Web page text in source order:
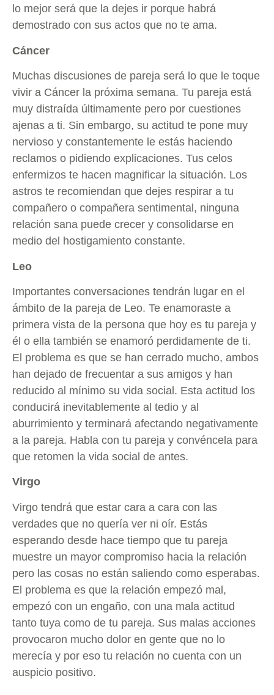
lo mejor será que la dejes ir porque habrá
demostrado con sus actos que no te ama.
Cáncer
Muchas discusiones de pareja será lo que le toque
vivir a Cáncer la próxima semana. Tu pareja está
muy distraída últimamente pero por cuestiones
ajenas a ti. Sin embargo, su actitud te pone muy
nervioso y constantemente le estás haciendo
reclamos o pidiendo explicaciones. Tus celos
enfermizos te hacen magnificar la situación. Los
astros te recomiendan que dejes respirar a tu
compañero o compañera sentimental, ninguna
relación sana puede crecer y consolidarse en
medio del hostigamiento constante.
Leo
Importantes conversaciones tendrán lugar en el
ámbito de la pareja de Leo. Te enamoraste a
primera vista de la persona que hoy es tu pareja y
él o ella también se enamoró perdidamente de ti.
El problema es que se han cerrado mucho, ambos
han dejado de frecuentar a sus amigos y han
reducido al mínimo su vida social. Esta actitud los
conducirá inevitablemente al tedio y al
aburrimiento y terminará afectando negativamente
a la pareja. Habla con tu pareja y convéncela para
que retomen la vida social de antes.
Virgo
Virgo tendrá que estar cara a cara con las
verdades que no quería ver ni oír. Estás
esperando desde hace tiempo que tu pareja
muestre un mayor compromiso hacia la relación
pero las cosas no están saliendo como esperabas.
El problema es que la relación empezó mal,
empezó con un engaño, con una mala actitud
tanto tuya como de tu pareja. Sus malas acciones
provocaron mucho dolor en gente que no lo
merecía y por eso tu relación no cuenta con un
auspicio positivo.